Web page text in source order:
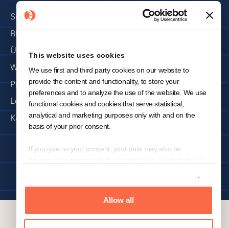
This website uses cookies
We use first and third party cookies on our website to
provide the content and functionality, to store your
preferences and to analyze the use of the website. We use
functional cookies and cookies that serve statistical,
analytical and marketing purposes only with and on the
basis of your prior consent.
If you give us your consent, your data may also be
Transatlantic Privacy Framework ("EU-US-DPF") and
included in the list of the US Department of Commerce US
Allow all
Sicherheit und Vertrauen
Blog
Über uns
Warum KNOWRON
Presse & Medien
Los geht's
Karriere
Impressum Datenschutzbestimmung